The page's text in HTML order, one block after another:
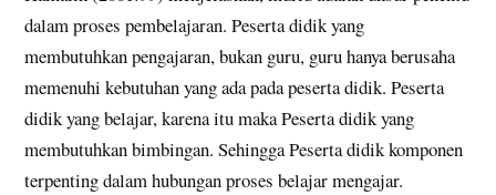
dalam proses pembelajaran. Peserta didik yang
membutuhkan pengajaran, bukan guru, guru hanya berusaha
memenuhi kebutuhan yang ada pada peserta didik. Peserta
didik yang belajar, karena itu maka Peserta didik yang
membutuhkan bimbingan. Sehingga Peserta didik komponen
terpenting dalam hubungan proses belajar mengajar.